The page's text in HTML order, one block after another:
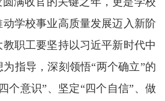
学校事业高质量发展迈入新阶
职工要坚持以习近平新时代中
指导，深刻领悟“两个确立”的
个意识”、坚定“四个自信”、做